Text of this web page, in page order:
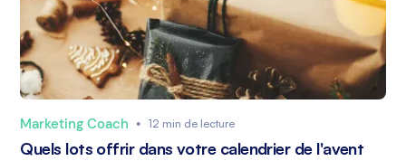
Marketing Coach • 12 min de lecture
Quels lots offrir dans votre calendrier de l'avent